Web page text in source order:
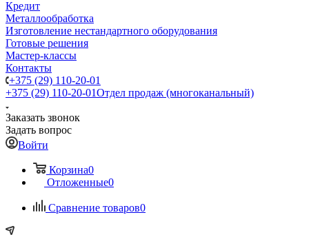
Кредит
Металлообработка
Изготовление нестандартного оборудования
Готовые решения
Мастер-классы
Контакты
+375 (29) 110-20-01
+375 (29) 110-20-01Отдел продаж (многоканальный)
Заказать звонок
Задать вопрос
Войти
Корзина0
Отложенные0
Сравнение товаров0